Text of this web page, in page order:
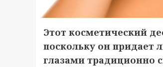
Этот косметический
поскольку он придает
глазами традиционно